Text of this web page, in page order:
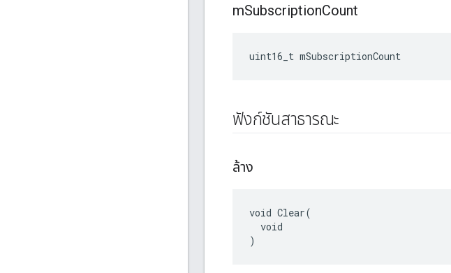
mSubscriptionCount
uint16_t mSubscriptionCount
ฟังก์ชันสาธารณะ
ล้าง
void Clear(
  void
)